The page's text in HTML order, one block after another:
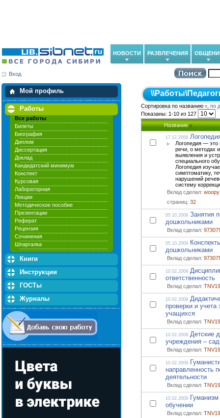
НОВОСТИ РАЗВЛЕЧЕНИЯ
Вход
Мой профиль
Мои закладки
Работы
Все работы
Билеты
Биография
Диплом
Диссертация
Доклад
Кандидатский минимум
Конспект
Курсовая
Лабораторная
Лекции
Методическое пособие
Презентации
Реферат
Рецензия
Сочинения
Шпаргалка
Книги
Инструкции
ГОСТы
Журналы
\\Работы\
Сортировка по названию
по
Показаны: 1-10 из 127
Название
17.12.2009
Логопедия — это
речи, о методах
выявления и
специального
Логопедия
симптоматику,
нарушений
систему
Вклад сделал: woopy
страниц: 32
05.10.2009 Занятия
дошкольниками
Вклад сделал:
05.10.2009
дошкольниками
Вклад сделал:
10.02.2009
ответственность
Вклад сделал:
10.02.2009
проверки и
учащихся
Вклад сделал:
10.02.2009 Детские
учреждения –
Вклад сделал:
10.02.2009
направленность
деятельности
Вклад сделал:
10.02.2009
обучении
Вклад сделал: